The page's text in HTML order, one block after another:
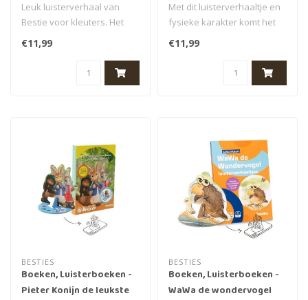
Leuk luisterverhaal van
Bestie voor kleuters. Het
bekende verhaal van
Kolletje &..
€11,99
Met dit luisterverhaaltje en
fysieke karakter komt het
verhaal van de Kikkerbill..
€11,99
BESTIES
Boeken, Luisterboeken -
Pieter Konijn de leukste
BESTIES
Boeken, Luisterboeken -
WaWa de wondervogel